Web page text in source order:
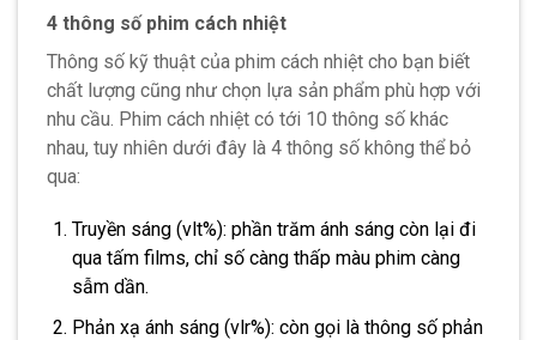
4 thông số phim cách nhiệt
Thông số kỹ thuật của phim cách nhiệt cho bạn biết
chất lượng cũng như chọn lựa sản phẩm phù hợp với
nhu cầu. Phim cách nhiệt có tới 10 thông số khác
nhau, tuy nhiên dưới đây là 4 thông số không thể bỏ
qua:
Truyền sáng (vlt%): phần trăm ánh sáng còn lại đi
qua tấm films, chỉ số càng thấp màu phim càng
sẫm dần.
Phản xạ ánh sáng (vlr%): còn gọi là thông số phản